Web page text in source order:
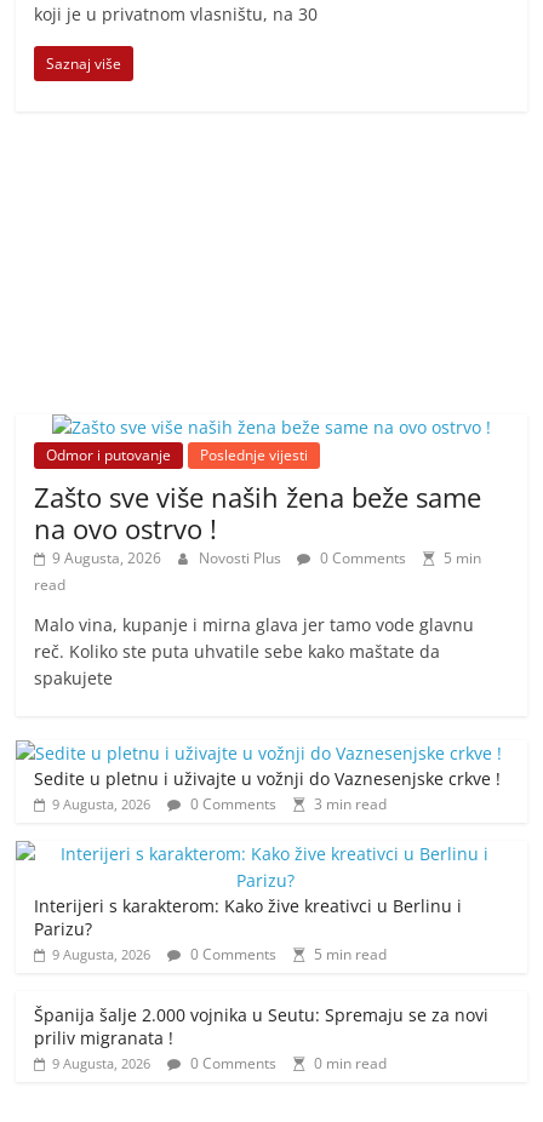
koji je u privatnom vlasništu, na 30
Saznaj više
Odmor i putovanje Poslednje vijesti
Zašto sve više naših žena beže same
na ovo ostrvo !
9 Augusta, 2026 Novosti Plus 0 Comments
5 min
read
Malo vina, kupanje i mirna glava jer tamo vode glavnu
reč. Koliko ste puta uhvatile sebe kako maštate da
spakujete
Sedite u pletnu i uživajte u vožnji do Vaznesenjske crkve !
9 Augusta, 2026 0 Comments 3 min read
Interijeri s karakterom: Kako žive kreativci u Berlinu i
Parizu?
9 Augusta, 2026 0 Comments 5 min read
Španija šalje 2.000 vojnika u Seutu: Spremaju se za novi
priliv migranata !
9 Augusta, 2026 0 Comments 0 min read